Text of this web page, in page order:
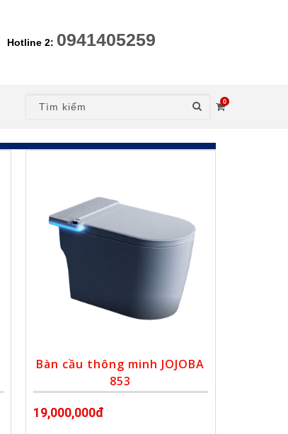
Hotline 2: 0941405259
0
Bàn cầu thông minh JOJOBA
853
19,000,000đ